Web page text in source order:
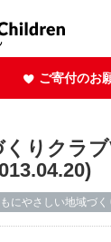
ご寄付のお
りクラ
にやさしい地域づく